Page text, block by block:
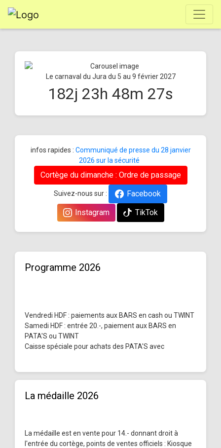
Le carnaval du Jura du 5 au 9 février 2027
182j 23h 48m 27s
infos rapides : Communiqué de presse du 28 janvier
2026 sur la sécurité
Cortège du dimanche : Ordre de passage
Suivez-nous sur :
Facebook
Instagram
TikTok
Programme 2026
Vendredi HDF : paiements aux BARS en cash ou TWINT
Samedi HDF : entrée 20.-, paiement aux BARS en
PATA'S ou TWINT
Caisse spéciale pour achats des PATA'S avec
La médaille 2026
La médaille est en vente pour 14.- donnant droit à
l'entrée du cortège, points de ventes officiels : Kiosque